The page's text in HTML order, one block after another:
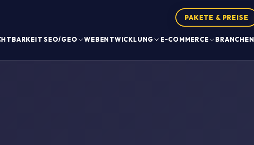
PAKETE & PREISE
SEO/GEO WEBENTWICKLUNG E-COMMERCE BRANCHEN